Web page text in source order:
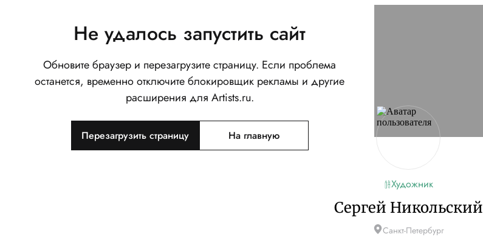
Не удалось запустить сайт
Обновите браузер и перезагрузите страницу. Если проблема
останется, временно отключите блокировщик рекламы и другие
расширения для Artists.ru.
Перезагрузить страницу На главную
Художник
Сергей Никольский
Санкт-Петербург